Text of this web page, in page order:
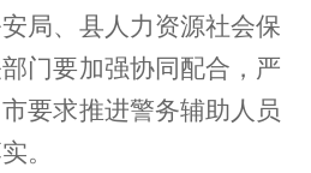
局、县人力资源社会保
门要加强协同配合，严
要求推进警务辅助人员
。